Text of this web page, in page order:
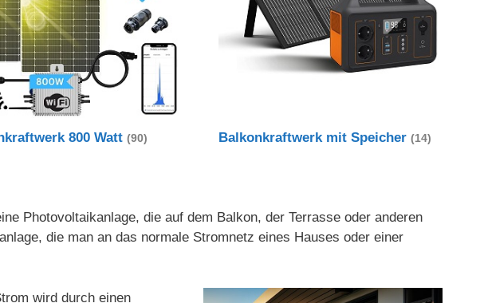
800 Watt(90) Balkonkraftwerk mit Speicher(14)
Photovoltaikanlage, die auf dem Balkon, der Terrasse oder anderen
die man an das normale Stromnetz eines Hauses oder einer
wird durch einen